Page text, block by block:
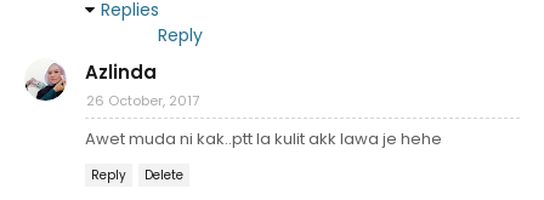
Replies
Reply
Azlinda
26 October, 2017
Awet muda ni kak..ptt la kulit akk lawa je hehe
Reply Delete